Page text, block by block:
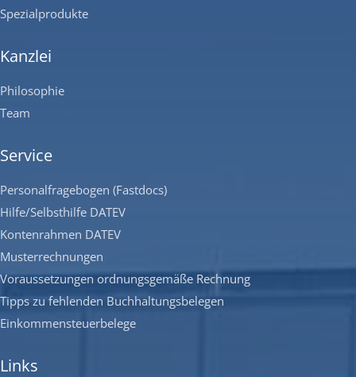
Spezialprodukte
Kanzlei
Philosophie
Team
Service
Personalfragebogen (Fastdocs)
Hilfe/Selbsthilfe DATEV
Kontenrahmen DATEV
Musterrechnungen
Voraussetzungen ordnungsgemäße Rechnung
Tipps zu fehlenden Buchhaltungsbelegen
Einkommensteuerbelege
Links